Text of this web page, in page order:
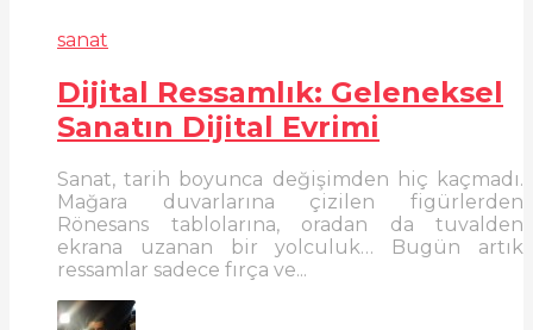
sanat
Dijital Ressamlık: Geleneksel
Sanatın Dijital Evrimi
Sanat, tarih boyunca değişimden hiç kaçmadı.
Mağara duvarlarına çizilen figürlerden
Rönesans tablolarına, oradan da tuvalden
ekrana uzanan bir yolculuk… Bugün artık
ressamlar sadece fırça ve...